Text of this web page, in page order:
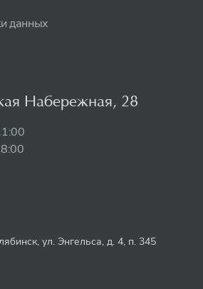
данных
Набережная, 28
ул. Энгельса, д. 4, п. 345